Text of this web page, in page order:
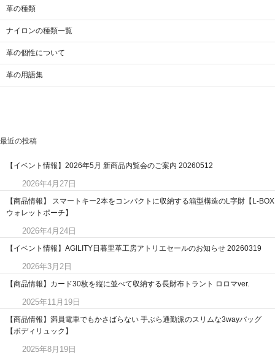
革の種類
ナイロンの種類一覧
革の個性について
革の用語集
最近の投稿
【イベント情報】2026年5月 新商品内覧会のご案内 20260512
2026年4月27日
【商品情報】 スマートキー2本をコンパクトに収納する箱型構造のL字財【L-BOX
ウォレットポーチ】
2026年4月24日
【イベント情報】AGILITY日暮里革工房アトリエセールのお知らせ 20260319
2026年3月2日
【商品情報】カード30枚を縦に並べて収納する長財布トラント ロロマver.
2025年11月19日
【商品情報】満員電車でもかさばらない 手ぶら通勤派のスリムな3wayバッグ
【ボディリュック】
2025年8月19日